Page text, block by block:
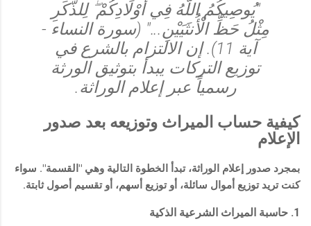
"يُوصِيكُمُ اللَّهُ فِي أَوْلَادِكُمْ ۖ لِلذَّكَرِ
مِثْلُ حَظِّ الْأُنثَيَيْنِ..." (سورة النساء -
آية 11). إن الالتزام بالشرع في
توزيع التركات يبدأ بتوثيق الورثة
رسمياً عبر إعلام الوراثة.
كيفية حساب الميراث وتوزيعه بعد صدور
الإعلام
بمجرد صدور إعلام الوراثة، تبدأ الخطوة التالية وهي "القسمة". سواء
كنت تريد توزيع أموال سائلة، أو توزيع أسهم، أو تقسيم أصول ثابتة.
1. حاسبة الميراث الشرعية الذكية